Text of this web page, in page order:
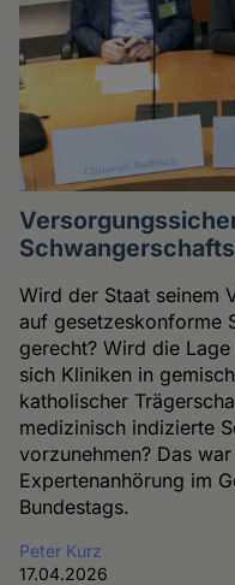
Wird der Staat seinem
auf gesetzeskonforme
gerecht? Wird die
sich Kliniken in
katholischer
medizinisch indizierte
vorzunehmen? Das
Expertenanhörung im
Bundestags.
Peter Kurz
17.04.2026